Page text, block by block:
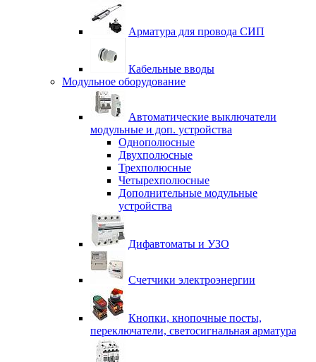
Арматура для провода СИП
Кабельные вводы
Модульное оборудование
Автоматические выключатели
модульные и доп. устройства
Однополюсные
Двухполюсные
Трехполюсные
Четырехполюсные
Дополнительные модульные
устройства
Дифавтоматы и УЗО
Счетчики электроэнергии
Кнопки, кнопочные посты,
переключатели, светосигнальная арматура